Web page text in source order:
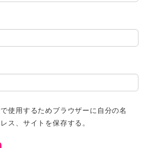
使用するためブラウザーに自分の名
ス、サイトを保存する。